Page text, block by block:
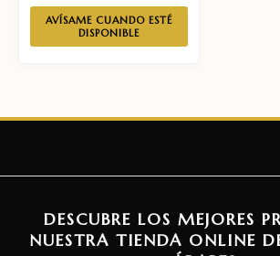
AVÍSAME CUANDO ESTÉ
DISPONIBLE
DESCUBRE LOS MEJORES
NUESTRA TIENDA ONLINE